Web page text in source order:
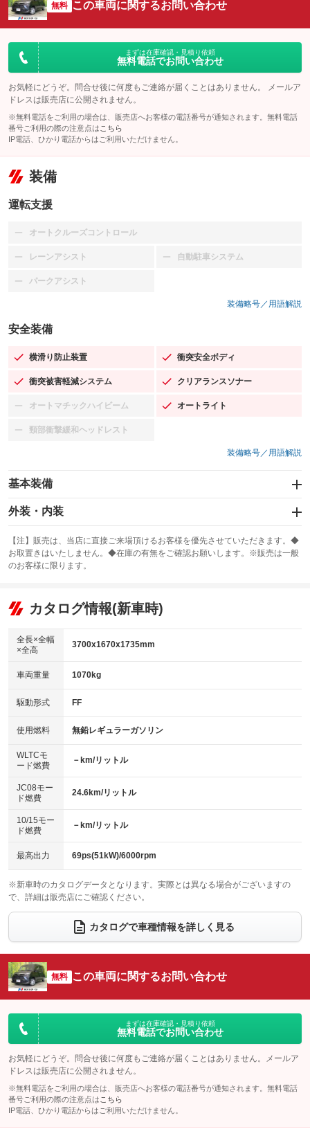
無料 この車両に関するお問い合わせ
まずは在庫確認・見積り依頼
無料電話でお問い合わせ
お気軽にどうぞ。問合せ後に何度もご連絡が届くことはありません。 メールア
ドレスは販売店に公開されません。
※無料電話をご利用の場合は、販売店へお客様の電話番号が通知されます。無料電話
番号ご利用の際の注意点は こちら
IP電話、ひかり電話からはご利用いただけません。
装備
運転支援
オートクルーズコントロール
：装備なし
レーンアシスト
：装備なし 自動駐車システム
：装備なし
パークアシスト
：装備なし
装備略号／用語解説
安全装備
横滑り防止装置
：装備あり 衝突安全ボディ
：装備あり
衝突被害軽減システム
：装備あり クリアランスソナー
：装備あり
オートマチックハイビーム
：装備なし オートライト
：装備あり
頸部衝撃緩和ヘッドレスト
：装備なし
装備略号／用語解説
基本装備
エアバッグ：運転席/助手席
：装備あり
：装備あり
サンルーフ
：装備なし ABS
リフトアップ
：装備なし
：装備なし
パワーウィンドウ
アイドリングストップ
：装備あり
USB入力端子
：装備あり
100V電源
：装備なし
センターデフロック
：装備なし
電動格納ミラー
：装備あり
外装・内装
カーナビ：SDナビ
：装備あり
TV：ワンセグ
：装備あり
ビジュアル：-／DVD再生
：装備あり
アルミホイール
：装備なし
HID(キセノンライト)
バックカメラ
エアロ
：装備なし
ローダウン
：装備なし
ベンチシート
：装備なし
チップアップシート
：装備なし
電動格納サードシート
：装備なし シートヒーター
：装備なし
ウォークスルー
電動リアゲート フロントカメラ
：装備なし
シートエアコン
：装備なし 全周囲カメラ
：装備なし
サイドカメラ
：装備なし ルーフレール
：装備なし
エアサスペンション ヘッドライトウォッシャー
【注】販売は、当店に直接ご来場頂けるお客様を優先させていただきます。◆
お取置きはいたしません。◆在庫の有無をご確認お願いします。※販売は一般
のお客様に限ります。
カタログ情報(新車時)
全長×全幅
×全高
3700x1670x1735mm
車両重量 1070kg
駆動形式 FF
使用燃料 無鉛レギュラーガソリン
WLTCモ
ード燃費
－km/リットル
JC08モー
ド燃費
24.6km/リットル
10/15モー
ド燃費
－km/リットル
最高出力 69ps(51kW)/6000rpm
※新車時のカタログデータとなります。実際とは異なる場合がございますの
で、詳細は販売店にご確認ください。
カタログで車種情報を詳しく見る
無料 この車両に関するお問い合わせ
まずは在庫確認・見積り依頼
無料電話でお問い合わせ
お気軽にどうぞ。問合せ後に何度もご連絡が届くことはありません。メールア
ドレスは販売店に公開されません。
※無料電話をご利用の場合は、販売店へお客様の電話番号が通知されます。無料電話
番号ご利用の際の注意点は こちら
IP電話、ひかり電話からはご利用いただけません。